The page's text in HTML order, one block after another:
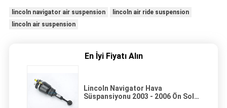
lincoln navigator air suspension
lincoln air ride suspension
lincoln air suspension
En İyi Fiyatı Alın
Lincoln Navigator Hava
Süspansiyonu 2003 - 2006 Ön Sol